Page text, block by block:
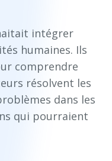
intégrer
humaines. Ils
comprendre
résolvent les
dans les
qui pourraient